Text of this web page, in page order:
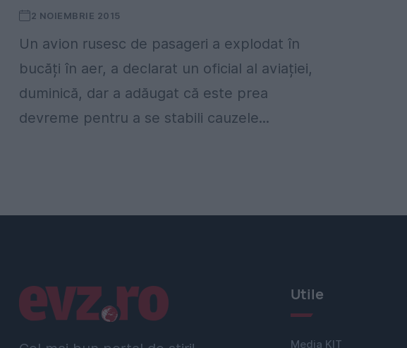
2 NOIEMBRIE 2015
Un avion rusesc de pasageri a explodat în
bucăți în aer, a declarat un oficial al aviației,
duminică, dar a adăugat că este prea
devreme pentru a se stabili cauzele...
Linkuri utile Utile
Media KIT